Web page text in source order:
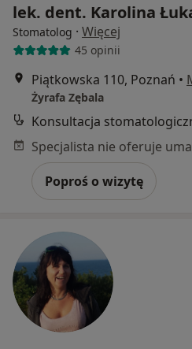
lek. dent. Karolina
Stomatolog · Więcej
45 opinii
Piątkowska 110, Poznań •
Żyrafa Zębala
Konsultacja
Poproś o wizytę